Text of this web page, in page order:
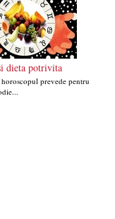
dieta potrivita
prevede pentru